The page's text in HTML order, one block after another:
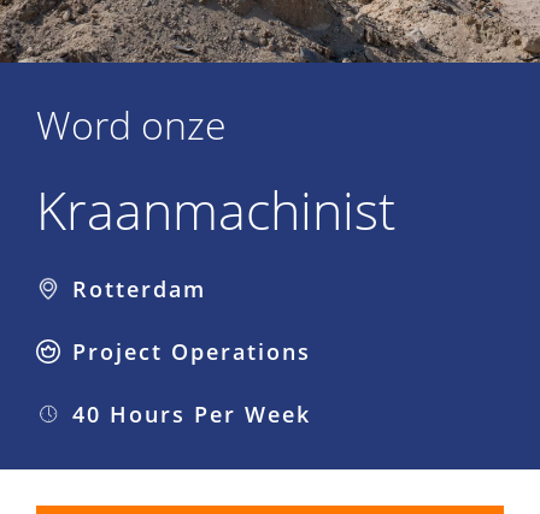
Kraanmachinist
Word onze
Rotterdam
Project Operations
40 Hours Per Week